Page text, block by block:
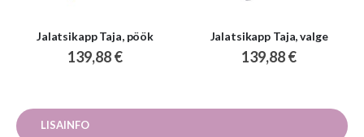
LISAINFO
Jalatsikapp Taja, pöök
139,88 €
Jalatsikapp Taja, valge
139,88 €